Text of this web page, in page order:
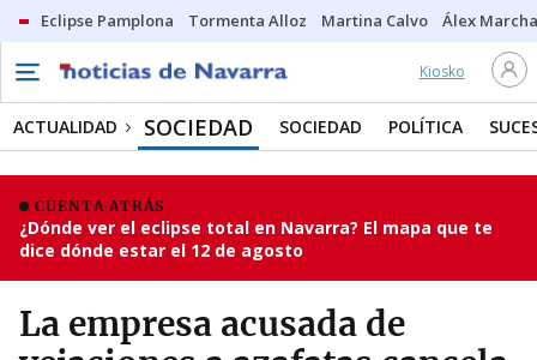
Eclipse Pamplona Tormenta Alloz Martina Calvo Álex
Kiosko
ACTUALIDAD SOCIEDAD SOCIEDAD POLÍTICA
CUENTA ATRÁS
¿Dónde ver el eclipse total en Navarra? El mapa que te
dice dónde estar el 12 de agosto
La empresa acusada de